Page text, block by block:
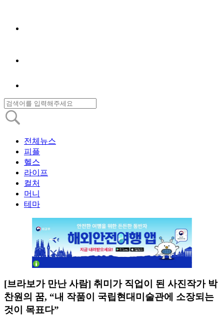
전체뉴스
피플
헬스
라이프
컬처
머니
테마
[브라보가 만난 사람] 취미가 직업이 된 사진작가 박
찬원의 꿈, “내 작품이 국립현대미술관에 소장되는
것이 목표다”